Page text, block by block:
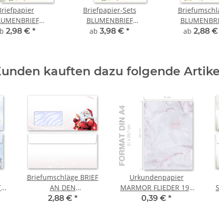
2,98 € *
Briefpapier-Sets
BLUMENBRIEF
Blumenmotiv
ab 3,98 € * ab 2,88 €
kauften dazu folgende
-
Briefumschläge BRIEF
AN DEN
WEIHNACHTSMANN -
2,88 € *
Urkundenpapier
MARMOR FLIEDER 190
g/m², DIN A4 (210x297
0,39 € *